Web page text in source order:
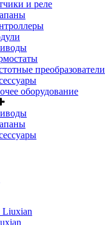
и реле
преобразователи
оборудование
Liuxian